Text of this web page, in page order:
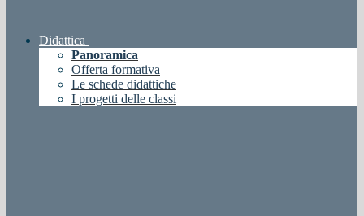
Didattica
Panoramica
Offerta formativa
Le schede didattiche
I progetti delle classi